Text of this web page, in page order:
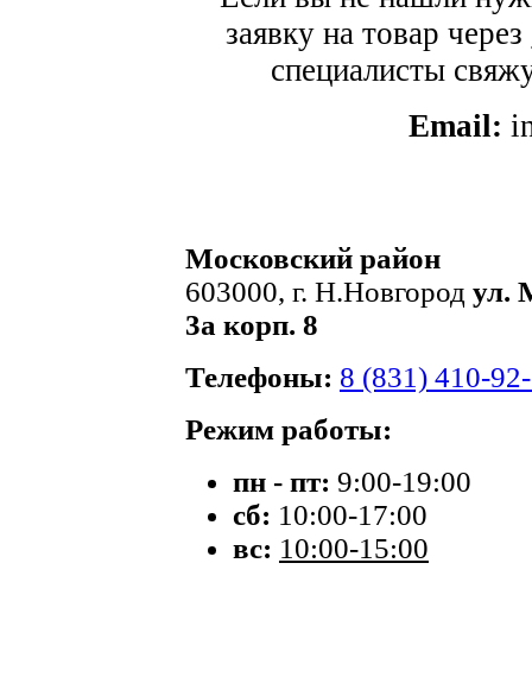
заявку на товар через
специалисты
Email:
Московский район
603000, г. Н.Новгород ул.
3а корп. 8
Телефоны: 8 (831) 410-
Режим работы:
пн - пт: 9:00-19:00
сб: 10:00-17:00
вс: 10:00-15:00